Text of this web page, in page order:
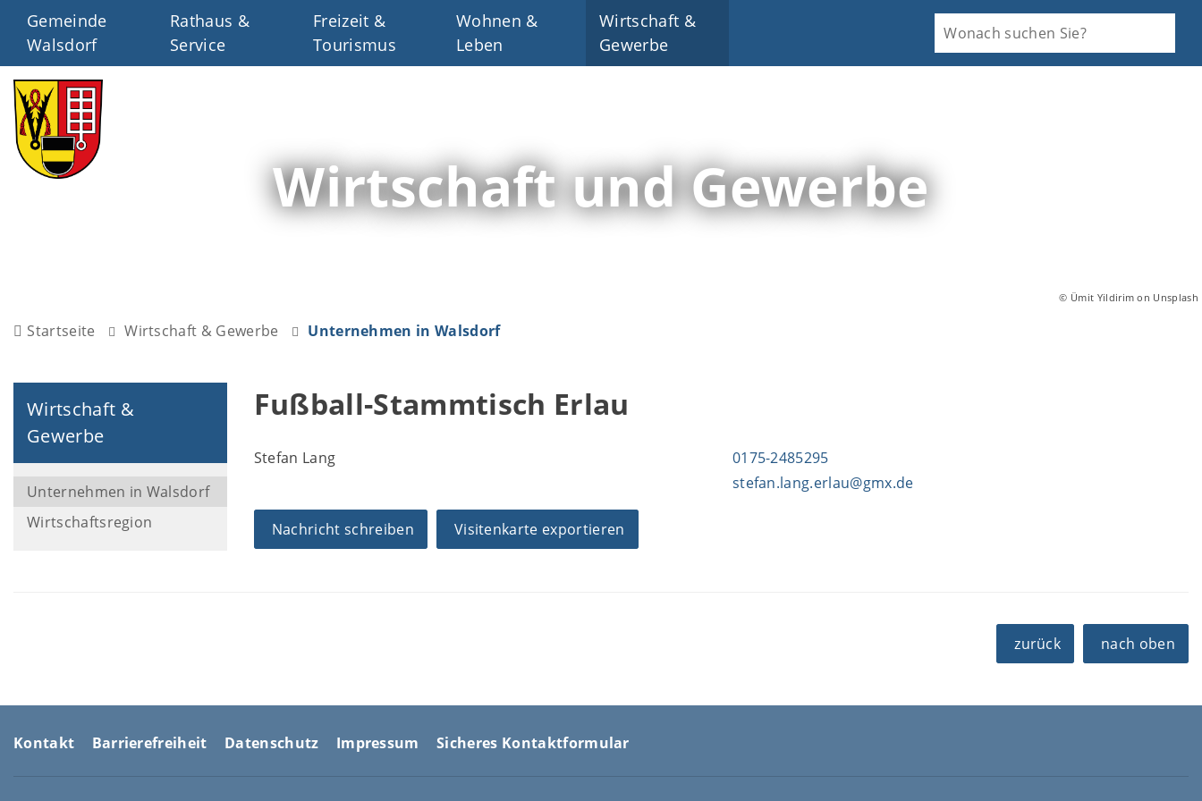
Gemeinde
Walsdorf
Rathaus &
Service
Freizeit &
Tourismus
Wohnen &
Leben
Wirtschaft &
Gewerbe
Wirtschaft und Gewerbe
© Ümit Yildirim on Unsplash
Startseite Wirtschaft & Gewerbe Unternehmen in Walsdorf
Wirtschaft &
Gewerbe
Unternehmen in Walsdorf
Wirtschaftsregion
Fußball-Stammtisch Erlau
Stefan Lang
0175-2485295
stefan.lang.erlau@gmx.de
Nachricht schreiben Visitenkarte exportieren
zurück nach oben
Kontakt Barrierefreiheit Datenschutz Impressum Sicheres Kontaktformular